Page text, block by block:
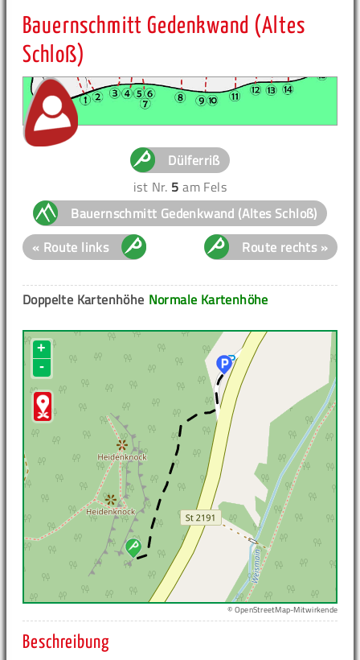
Bauernschmitt Gedenkwand (Altes
Schloß)
Dülferriß
ist Nr. 5 am Fels
Bauernschmitt Gedenkwand (Altes Schloß)
« Route links
Route rechts »
Normale Kartenhöhe
Doppelte Kartenhöhe
+
-
© OpenStreetMap-Mitwirkende
Beschreibung